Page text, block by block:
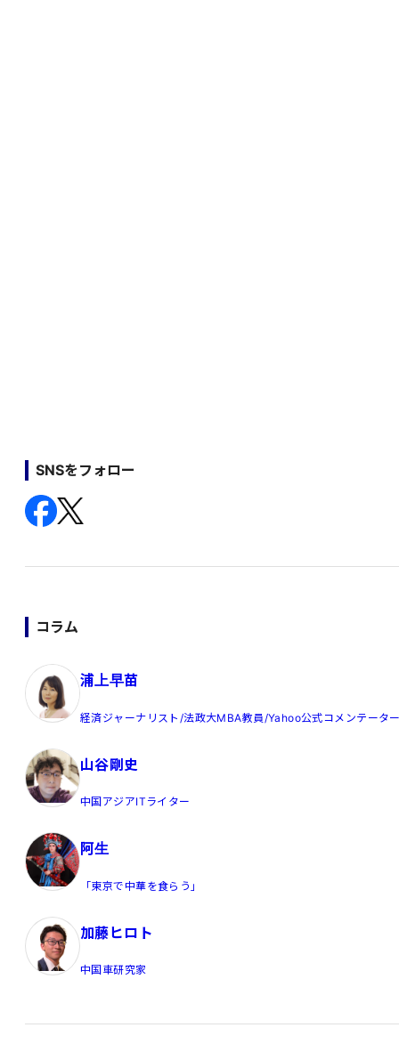
SNSをフォロー
コラム
浦上早苗
経済ジャーナリスト/法政大MBA教員/Yahoo公式コメンテータ
山谷剛史
中国アジアITライター
阿生
「東京で中華を食らう」
加藤ヒロト
中国車研究家